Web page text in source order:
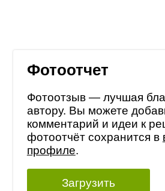
Фотоотчет
Фотоотзыв — лучшая
автору. Вы можете
комментарий и идеи к
фотоотчёт сохранится в
профиле.
Загрузить